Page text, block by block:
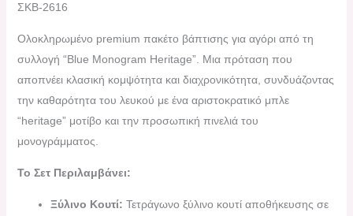
ΣΚΒ-2616
Ολοκληρωμένο premium πακέτο βάπτισης για αγόρι από τη
συλλογή “Blue Monogram Heritage”. Μια πρόταση που
αποπνέει κλασική κομψότητα και διαχρονικότητα, συνδυάζοντας
την καθαρότητα του λευκού με ένα αριστοκρατικό μπλε
“heritage” μοτίβο και την προσωπική πινελιά του
μονογράμματος.
Το Σετ Περιλαμβάνει:
Ξύλινο Κουτί: Τετράγωνο ξύλινο κουτί αποθήκευσης σε